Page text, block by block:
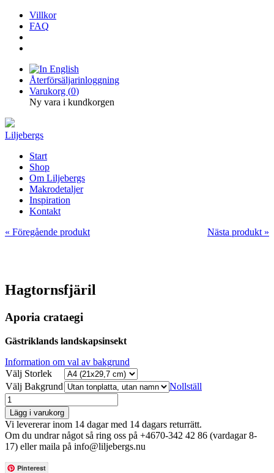
Villkor
FAQ
Återförsäljarinloggning
Varukorg (0)
Ny vara i kundkorgen
Liljebergs
Start
Shop
Om Liljebergs
Makrodetaljer
Inspiration
Kontakt
« Föregående produkt
Nästa produkt »
Hagtornsfjäril
Aporia crataegi
Gästriklands landskapsinsekt
Information om val av bakgrund
Välj Storlek
Välj Bakgrund
Nollställ
Lägg i varukorg
Vi levererar inom 14 dagar med 14 dagars returrätt.
Om du undrar något så ring oss på +4670-342 42 86 (vardagar 8-
17) eller maila på info@liljebergs.nu
Pinterest